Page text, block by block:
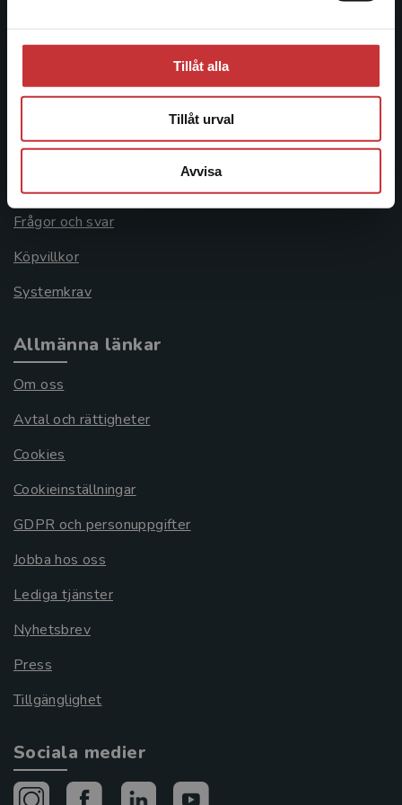
Tillåt alla
Tillåt urval
Avvisa
Åkergränden 1
Kontakta kundservice
046-31 21 00
Frågor och svar
Köpvillkor
Systemkrav
Allmänna länkar
Om oss
Avtal och rättigheter
Cookies
Cookieinställningar
GDPR och personuppgifter
Jobba hos oss
Lediga tjänster
Nyhetsbrev
Press
Tillgänglighet
Sociala medier